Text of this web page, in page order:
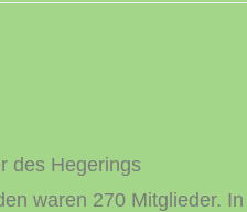
des Hegerings
waren 270 Mitglieder. In